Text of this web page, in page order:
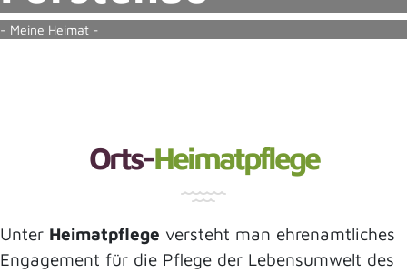
- Meine Heimat -
Orts-Heimatpflege
Unter Heimatpflege versteht man ehrenamtliches
Engagement für die Pflege der Lebensumwelt des